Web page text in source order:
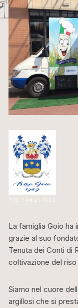
La famiglia Goio ha
grazie al suo
Tenuta dei Conti di
coltivazione del
Siamo nel cuore
argillosi che si